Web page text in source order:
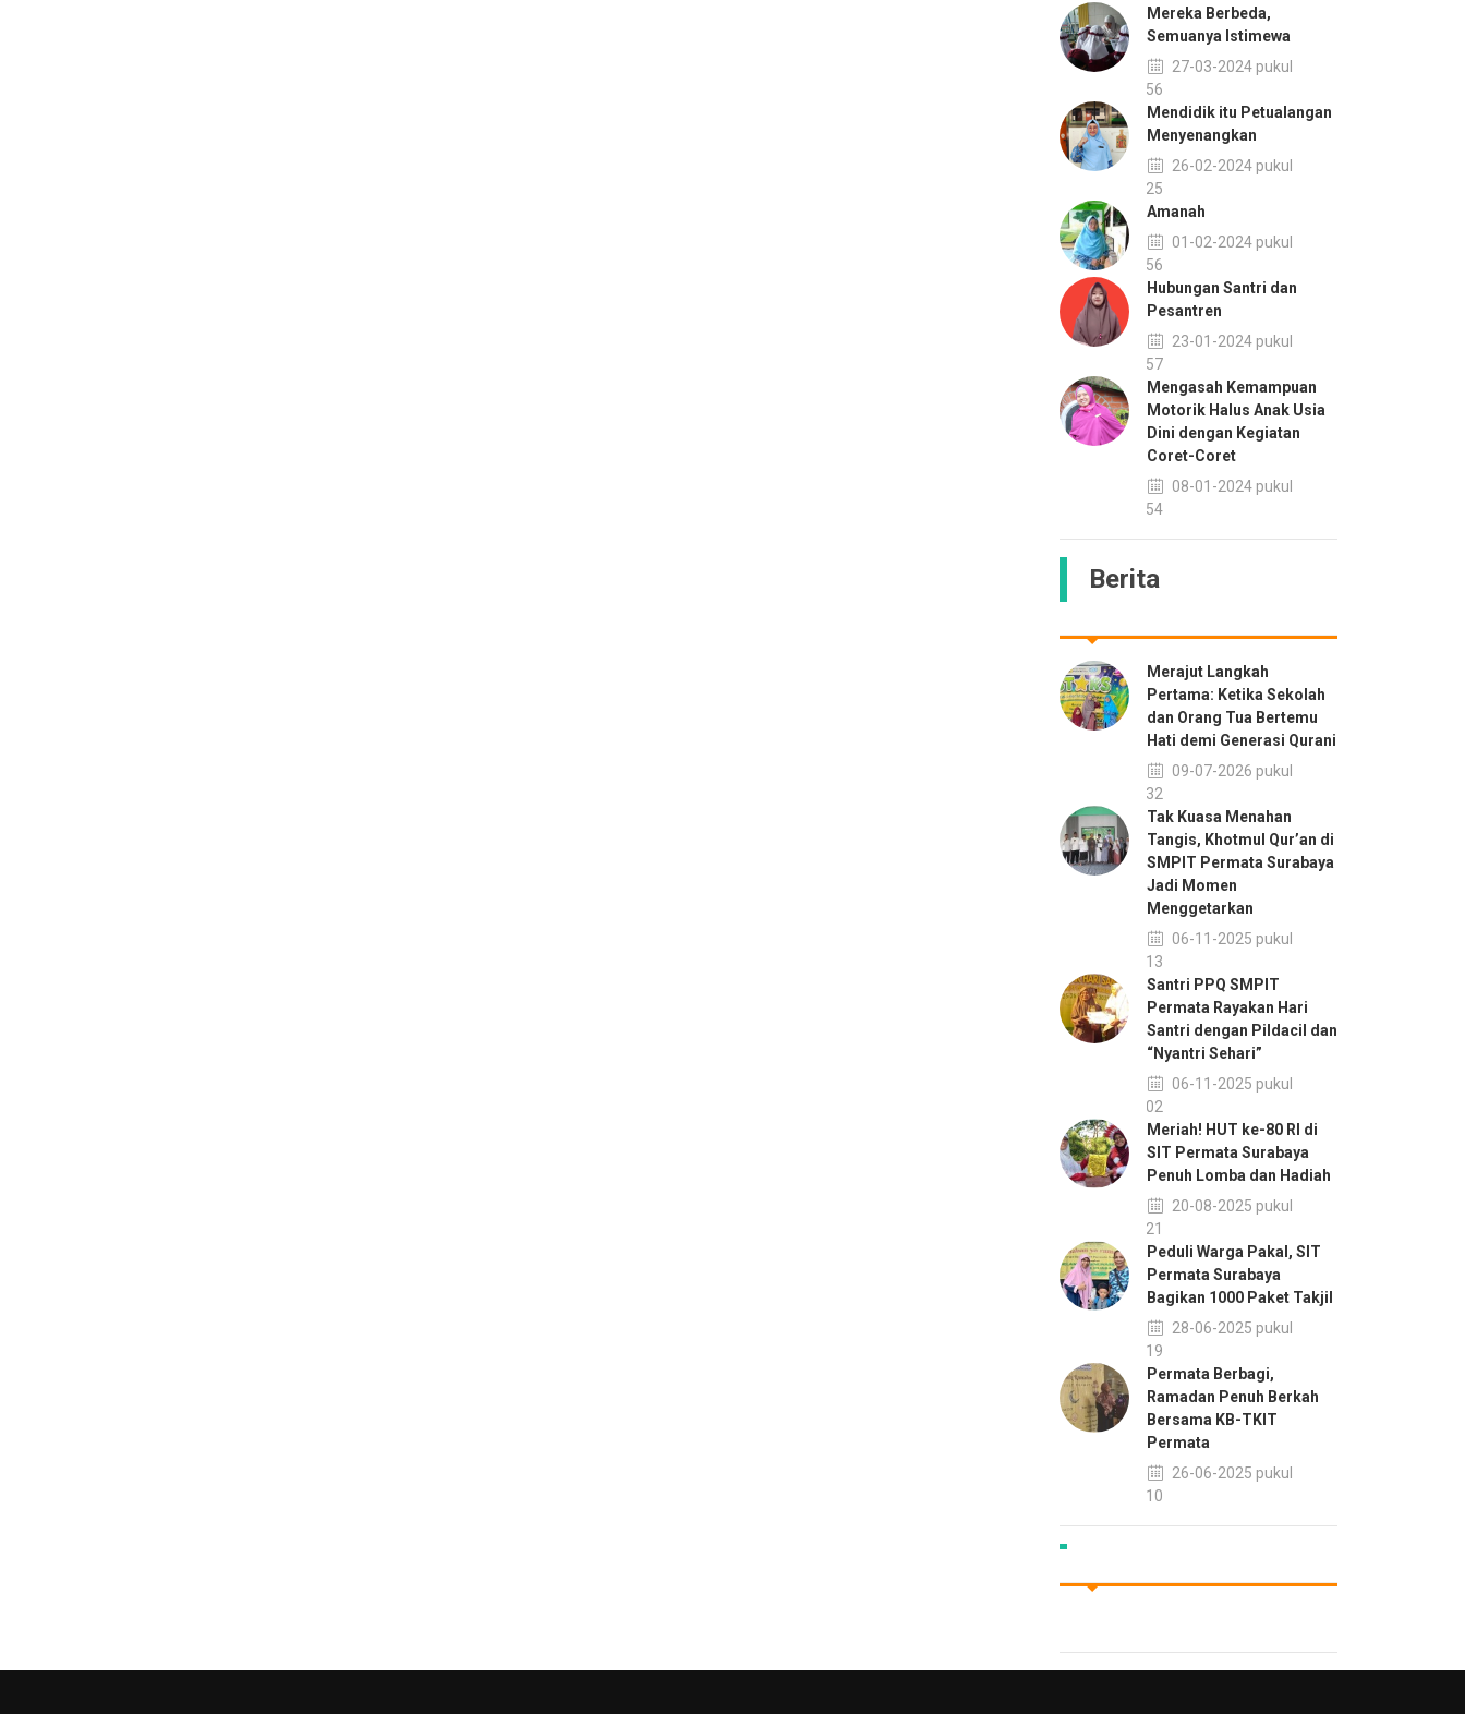
Mereka Berbeda,
Semuanya Istimewa
27-03-2024 pukul
08:56
Mendidik itu Petualangan
Menyenangkan
26-02-2024 pukul
11:25
Amanah
01-02-2024 pukul
13:56
Hubungan Santri dan
Pesantren
23-01-2024 pukul
08:57
Mengasah Kemampuan
Motorik Halus Anak Usia
Dini dengan Kegiatan
Coret-Coret
08-01-2024 pukul
13:54
Berita
Merajut Langkah
Pertama: Ketika Sekolah
dan Orang Tua Bertemu
Hati demi Generasi Qurani
09-07-2026 pukul
11:32
Tak Kuasa Menahan
Tangis, Khotmul Qur’an di
SMPIT Permata Surabaya
Jadi Momen
Menggetarkan
06-11-2025 pukul
14:13
Santri PPQ SMPIT
Permata Rayakan Hari
Santri dengan Pildacil dan
“Nyantri Sehari”
06-11-2025 pukul
14:02
Meriah! HUT ke-80 RI di
SIT Permata Surabaya
Penuh Lomba dan Hadiah
20-08-2025 pukul
13:21
Peduli Warga Pakal, SIT
Permata Surabaya
Bagikan 1000 Paket Takjil
28-06-2025 pukul
10:19
Permata Berbagi,
Ramadan Penuh Berkah
Bersama KB-TKIT
Permata
26-06-2025 pukul
15:10